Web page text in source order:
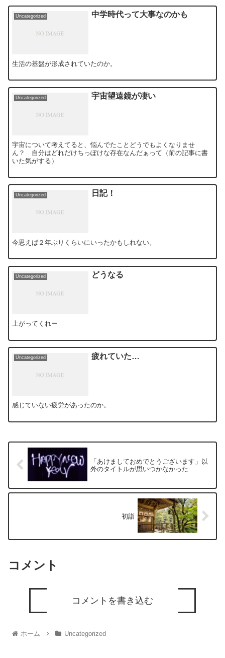
Uncategorized 中学時代って大事なのかも
生活の基盤が形成されていたのか。
Uncategorized 宇宙望遠鏡が凄い
宇宙について考えてると、悩んでたことどうでもよくなりませ
ん？ 自分はどれだけちっぽけな存在なんだぁって（前の記事に書
いた気がする）
Uncategorized 日記！
今思えば２年ぶりくらいにいったかもしれない。
Uncategorized どうなる
上がってくれー
Uncategorized 疲れていた…
感じていない疲労があったのか。
「あけましておめでとうございます」以
外のタイトルが思いつかなかった
初詣
コメント
コメントを書き込む
ホーム Uncategorized